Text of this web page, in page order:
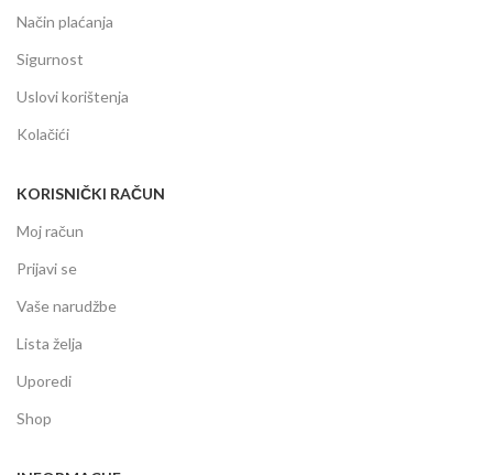
Način plaćanja
Sigurnost
Uslovi korištenja
Kolačići
KORISNIČKI RAČUN
Moj račun
Prijavi se
Vaše narudžbe
Lista želja
Uporedi
Shop